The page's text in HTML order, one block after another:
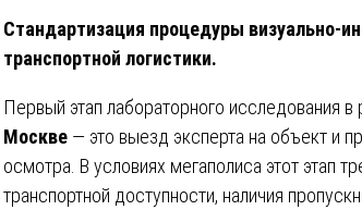
Стандартизация процедуры визуально-
транспортной логистики.
Первый этап лабораторного исследования в
Москве — это выезд эксперта на объект и
осмотра. В условиях мегаполиса этот этап
транспортной доступности, наличия